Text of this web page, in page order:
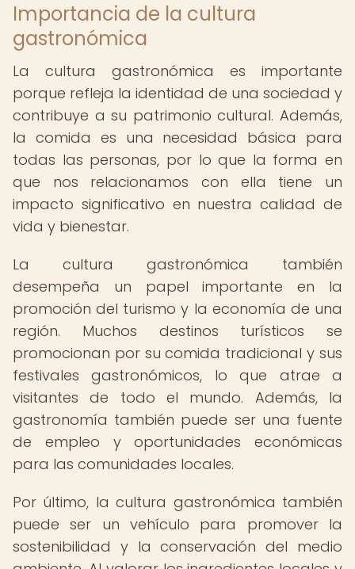
Importancia de la cultura
gastronómica
La cultura gastronómica es importante
porque refleja la identidad de una sociedad y
contribuye a su patrimonio cultural. Además,
la comida es una necesidad básica para
todas las personas, por lo que la forma en
que nos relacionamos con ella tiene un
impacto significativo en nuestra calidad de
vida y bienestar.
La cultura gastronómica también
desempeña un papel importante en la
promoción del turismo y la economía de una
región. Muchos destinos turísticos se
promocionan por su comida tradicional y sus
festivales gastronómicos, lo que atrae a
visitantes de todo el mundo. Además, la
gastronomía también puede ser una fuente
de empleo y oportunidades económicas
para las comunidades locales.
Por último, la cultura gastronómica también
puede ser un vehículo para promover la
sostenibilidad y la conservación del medio